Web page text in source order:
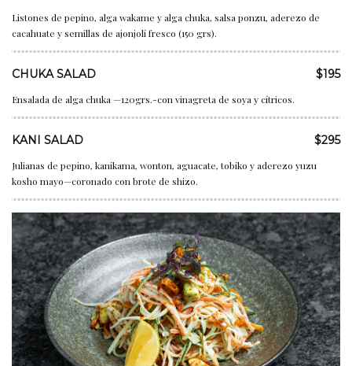
Listones de pepino, alga wakame y alga chuka, salsa ponzu, aderezo de
cacahuate y semillas de ajonjolí fresco (150 grs).
CHUKA SALAD $195
Ensalada de alga chuka —120grs.-con vinagreta de soya y cítricos.
KANI SALAD $295
Julianas de pepino, kanikama, wonton, aguacate, tobiko y aderezo yuzu
kosho mayo—coronado con brote de shizo.